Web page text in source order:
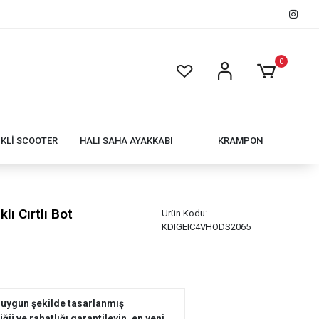
0
SCOOTER HALI SAHA AYAKKABI KRAMPON
Cırtlı Bot
Ürün Kodu:
KDIGEIC4VHODS2065
şekilde tasarlanmış